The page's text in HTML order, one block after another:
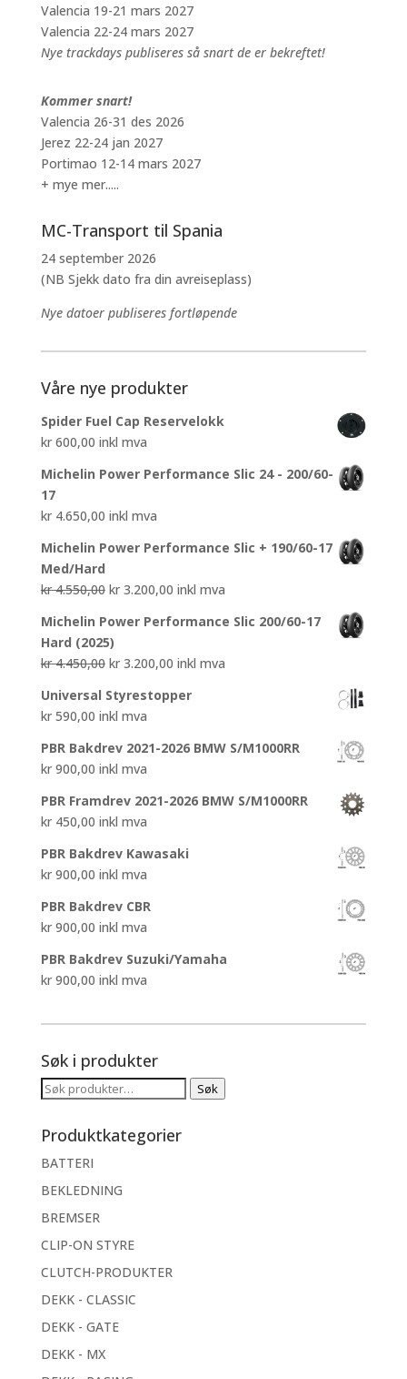
Valencia 19-21 mars 2027
Valencia 22-24 mars 2027
Nye trackdays publiseres så snart de er bekreftet!
Kommer snart!
Valencia 26-31 des 2026
Jerez 22-24 jan 2027
Portimao 12-14 mars 2027
+ mye mer.....
MC-Transport til Spania
24 september 2026
(NB Sjekk dato fra din avreiseplass)
Nye datoer publiseres fortløpende
Våre nye produkter
Spider Fuel Cap Reservelokk
kr600,00 inkl mva
Michelin Power Performance Slic 24 - 200/60-
17
kr4.650,00 inkl mva
Michelin Power Performance Slic + 190/60-17
Med/Hard
kr4.550,00 Opprinnelig
var:
kr 4.550,00.
kr3.200,00Nåværende
er:
inkl mva
Michelin Power Performance Slic 200/60-17
Hard (2025)
kr4.450,00 Opprinnelig
var:
kr 4.450,00.
kr3.200,00Nåværende
er:
inkl mva
Universal Styrestopper
kr590,00 inkl mva
PBR Bakdrev 2021-2026 BMW S/M1000RR
kr900,00 inkl mva
PBR Framdrev 2021-2026 BMW S/M1000RR
kr450,00 inkl mva
PBR Bakdrev Kawasaki
kr900,00 inkl mva
PBR Bakdrev CBR
kr900,00 inkl mva
PBR Bakdrev Suzuki/Yamaha
kr900,00 inkl mva
Søk i produkter
Søk
Søk
Produktkategorier
BATTERI
BEKLEDNING
BREMSER
CLIP-ON STYRE
CLUTCH-PRODUKTER
DEKK - CLASSIC
DEKK - GATE
DEKK - MX